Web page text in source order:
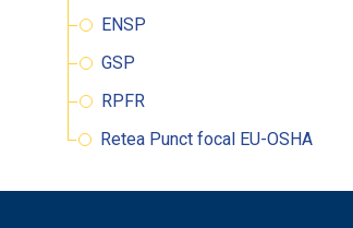
ENSP
GSP
RPFR
Retea Punct focal EU-OSHA